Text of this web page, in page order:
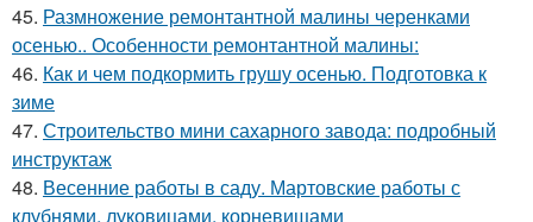
45. Размножение ремонтантной малины черенками
осенью.. Особенности ремонтантной малины:
46. Как и чем подкормить грушу осенью. Подготовка к
зиме
47. Строительство мини сахарного завода: подробный
инструктаж
48. Весенние работы в саду. Мартовские работы с
клубнями, луковицами, корневищами